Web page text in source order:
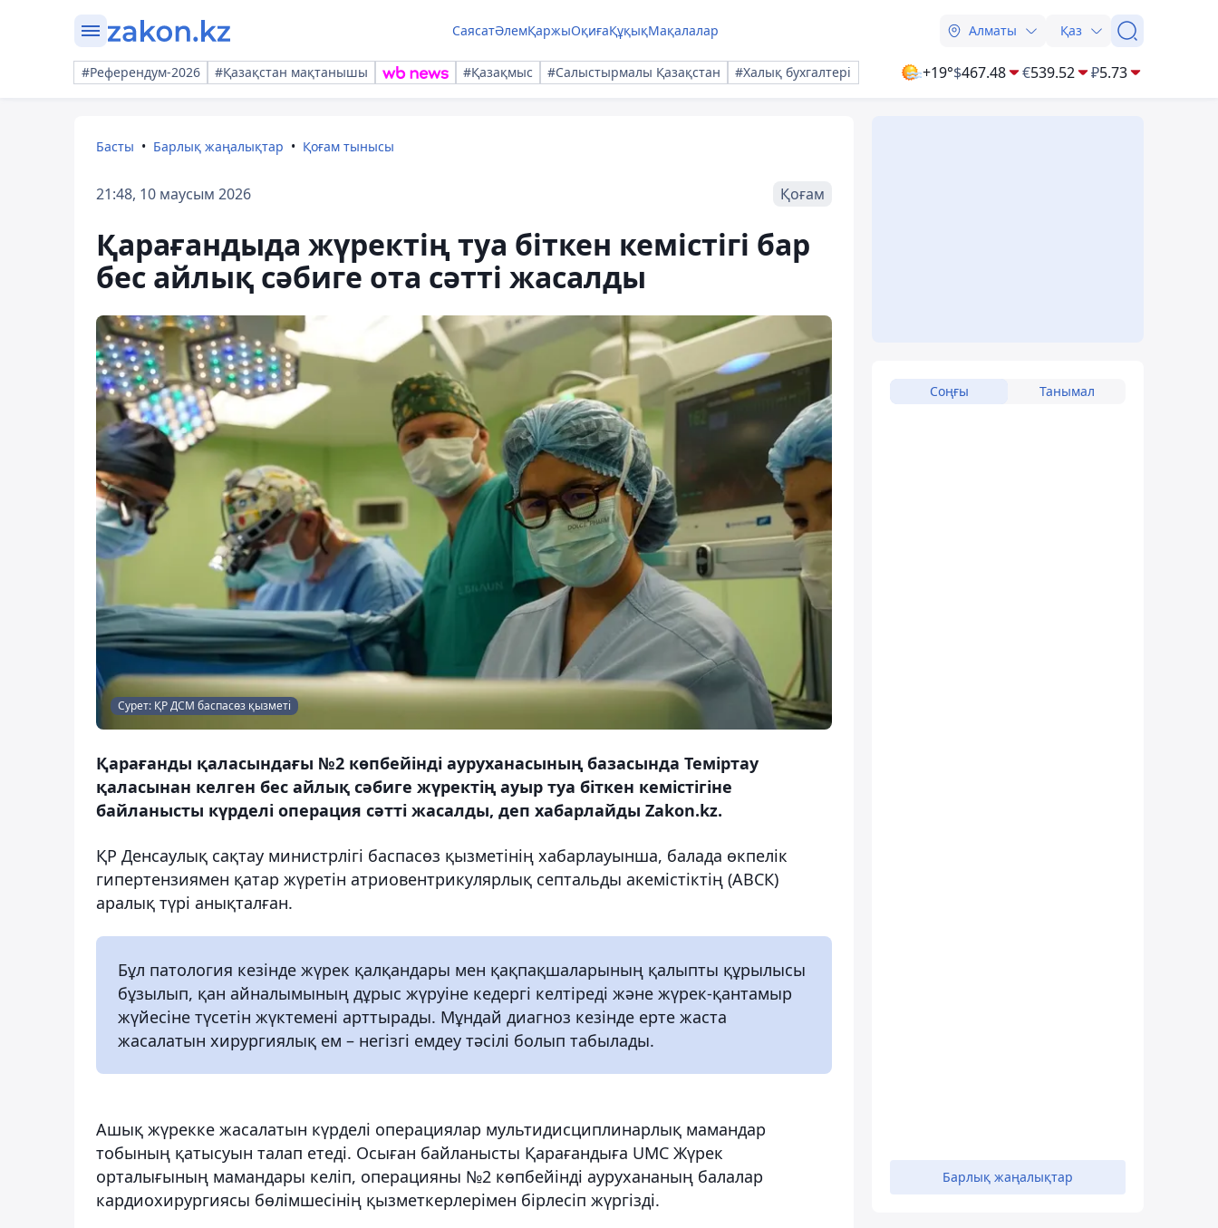
СаясатӘлемҚаржыОқиғаҚұқықМақалалар Алматы Қаз
#Референдум-2026 #Қазақстан мақтанышы #Қазақмыс #Салыстырмалы Қазақстан #Халық бухгалтері +19°$467.48 €539.52 ₽5.73
Басты Барлық жаңалықтар Қоғам тынысы
21:48, 10 маусым 2026 Қоғам
Қарағандыда жүректің туа біткен кемістігі бар
бес айлық сәбиге ота сәтті жасалды
Сурет: ҚР ДСМ баспасөз қызметі
Қарағанды қаласындағы №2 көпбейінді ауруханасының базасында Теміртау
қаласынан келген бес айлық сәбиге жүректің ауыр туа біткен кемістігіне
байланысты күрделі операция сәтті жасалды, деп хабарлайды Zakon.kz.
ҚР Денсаулық сақтау министрлігі баспасөз қызметінің хабарлауынша, балада өкпелік
гипертензиямен қатар жүретін атриовентрикулярлық септальды акемістіктің (АВСК)
аралық түрі анықталған.
Бұл патология кезінде жүрек қалқандары мен қақпақшаларының қалыпты құрылысы
бұзылып, қан айналымының дұрыс жүруіне кедергі келтіреді және жүрек-қантамыр
жүйесіне түсетін жүктемені арттырады. Мұндай диагноз кезінде ерте жаста
жасалатын хирургиялық ем – негізгі емдеу тәсілі болып табылады.
Ашық жүрекке жасалатын күрделі операциялар мультидисциплинарлық мамандар
тобының қатысуын талап етеді. Осыған байланысты Қарағандыға UMC Жүрек
орталығының мамандары келіп, операцияны №2 көпбейінді аурухананың балалар
кардиохирургиясы бөлімшесінің қызметкерлерімен бірлесіп жүргізді.
Соңғы Танымал
Барлық жаңалықтар